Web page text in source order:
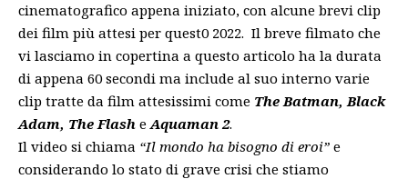
cinematografico appena iniziato, con alcune brevi clip
dei film più attesi per quest0 2022. Il breve filmato che
vi lasciamo in copertina a questo articolo ha la durata
di appena 60 secondi ma include al suo interno varie
clip tratte da film attesissimi come The Batman, Black
Adam, The Flash eAquaman 2.
Il video si chiama “Il mondo ha bisogno di eroi” e
considerando lo stato di grave crisi che stiamo